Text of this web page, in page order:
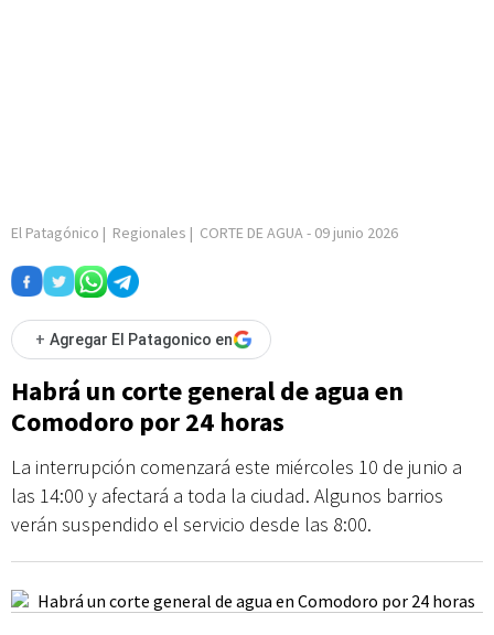
El Patagónico | Regionales | CORTE DE AGUA- 09 junio 2026
+ Agregar El Patagonico en
Habrá un corte general de agua en
Comodoro por 24 horas
La interrupción comenzará este miércoles 10 de junio a
las 14:00 y afectará a toda la ciudad. Algunos barrios
verán suspendido el servicio desde las 8:00.